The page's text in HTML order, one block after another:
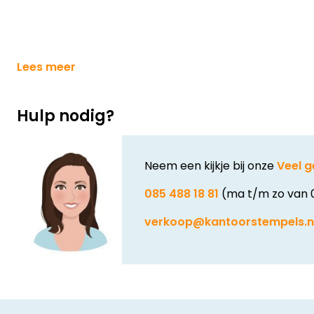
Lees meer
Hulp nodig?
Neem een kijkje bij onzeVeel
085 488 18 81 (ma t/m zo van